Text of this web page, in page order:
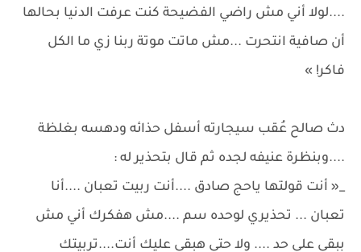
....لولا أني مش راضي الفضيحة كنت عرفت الدنيا بحالها
أن صافية انتحرت ...مش ماتت موتة ربنا زي ما الكل
فاكر! »
دث صالح عُقب سيجارته أسفل حذائه ودهسه بغلظة
....وبنظرة عنيفه لجده ثم قال بتحذير له :
_« أنت قولتها ياحج صادق ....أنت ربيت تعبان ....أنا
تعبان ... تحذيري لوحده سم ....مش هفكرك أني مش
ببقى على حد .... ولا حتى هبقى عليك أنت....تربيتك